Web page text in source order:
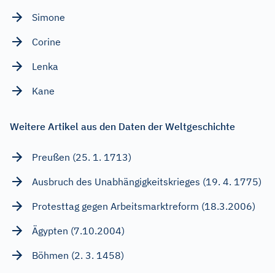
Simone
Corine
Lenka
Kane
Weitere Artikel aus den Daten der Weltgeschichte
Preußen (25. 1. 1713)
Ausbruch des Unabhängigkeitskrieges (19. 4. 1775)
Protesttag gegen Arbeitsmarktreform (18.3.2006)
Ägypten (7.10.2004)
Böhmen (2. 3. 1458)